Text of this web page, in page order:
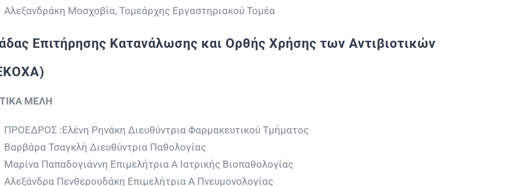
Αλεξανδράκη Μοσχοβία, Τομεάρχης Εργαστηριακού Τομέα
Επιτήρησης Κατανάλωσης και Ορθής Χρήσης των Αντιβιοτικών
ΜΕΛΗ
ΠΡΟΕΔΡΟΣ :Ελένη Ρηνάκη Διευθύντρια Φαρμακευτικού Τμήματος
Βαρβάρα Τσαγκλή Διευθύντρια Παθολογίας
Μαρίνα Παπαδογιάννη Επιμελήτρια Α Ιατρικής Βιοπαθολογίας
Αλεξάνδρα Πενθερουδάκη Επιμελήτρια Α Πνευμονολογίας